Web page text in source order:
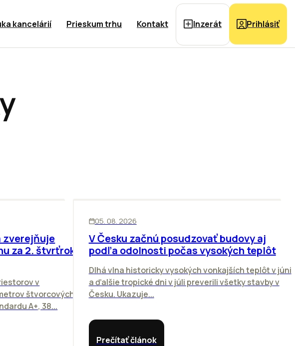
kancelárií Prieskum trhu Kontakt Inzerát Prihlásiť
zverejňuje
za 2. štvrťrok
v
štvorcových.
A+, 38...
05. 08. 2026
V Česku začnú posudzovať budovy aj
podľa odolnosti počas vysokých teplôt
Dlhá vlna historicky vysokých vonkajších teplôt v júni
a ďalšie tropické dni v júli preverili všetky stavby v
Česku. Ukazuje...
Prečítať článok